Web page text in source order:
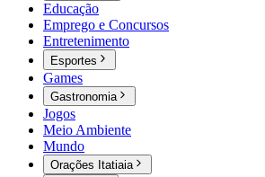
Educação
Emprego e Concursos
Entretenimento
Esportes
Games
Gastronomia
Jogos
Meio Ambiente
Mundo
Orações Itatiaia